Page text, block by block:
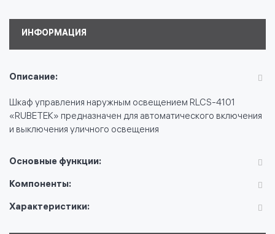
ИНФОРМАЦИЯ
Описание:
Шкаф управления наружным освещением RLCS-4101
«RUBETEK» предназначен для автоматического включения
и выключения уличного освещения
Основные функции:
Компоненты:
Характеристики: